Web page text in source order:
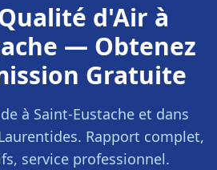
d'Air à
— Obtenez
Gratuite
à Saint-Eustache et dans
. Rapport complet,
service professionnel.